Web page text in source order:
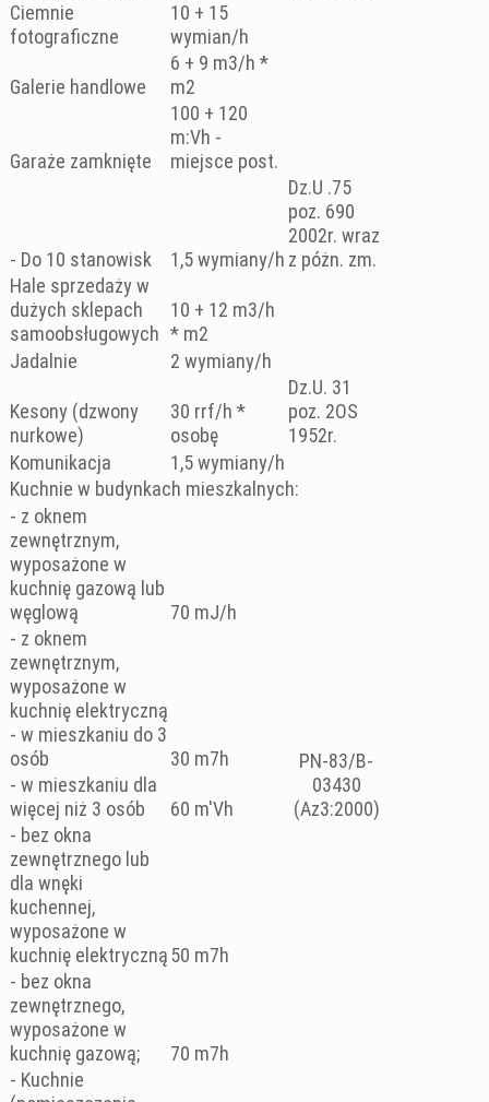
Ciemnie
fotograficzne
10 + 15
wymian/h
Galerie handlowe
6 + 9 m3/h *
m2
Garaże zamknięte
100 + 120
m:Vh -
miejsce post.
- Do 10 stanowisk 1,5 wymiany/h
Dz.U .75
poz. 690
2002r. wraz
z póżn. zm.
Hale sprzedaży w
dużych sklepach
samoobsługowych
10 + 12 m3/h
* m2
Jadalnie
2 wymiany/h
Kesony (dzwony
nurkowe)
30 rrf/h *
osobę
Dz.U. 31
poz. 2OS
1952r.
Komunikacja
1,5 wymiany/h
Kuchnie w budynkach mieszkalnych:
- z oknem
zewnętrznym,
wyposażone w
kuchnię gazową lub
węglową
70 mJ/h
PN-83/B-
03430
(Az3:2000)
- z oknem
zewnętrznym,
wyposażone w
kuchnię elektryczną
- w mieszkaniu do 3
osób
30 m7h
- w mieszkaniu dla
więcej niż 3 osób
60 m'Vh
- bez okna
zewnętrznego lub
dla wnęki
kuchennej,
wyposażone w
kuchnię elektryczną50 m7h
- bez okna
zewnętrznego,
wyposażone w
kuchnię gazową;
70 m7h
- Kuchnie